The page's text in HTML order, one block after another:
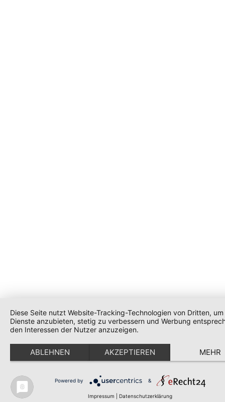
Diese Seite nutzt Website-Tracking-Technologien von Dritten, um
Dienste anzubieten, stetig zu verbessern und Werbung
den Interessen der Nutzer anzuzeigen.
ABLEHNEN AKZEPTIEREN MEHR
Powered by &
Impressum Datenschutzerklärung